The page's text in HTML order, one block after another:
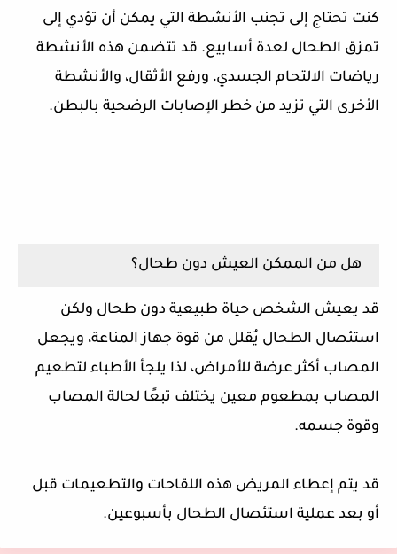
كنت تحتاج إلى تجنب الأنشطة التي يمكن أن تؤدي إلى
تمزق الطحال لعدة أسابيع. قد تتضمن هذه الأنشطة
رياضات الالتحام الجسدي، ورفع الأثقال، والأنشطة
الأخرى التي تزيد من خطر الإصابات الرضحية بالبطن.
هل من الممكن العيش دون طحال؟
قد يعيش الشخص حياة طبيعية دون طحال ولكن
استئصال الطحال يُقلل من قوة جهاز المناعة، ويجعل
المصاب أكثر عرضة للأمراض، لذا يلجأ الأطباء لتطعيم
المصاب بمطعوم معين يختلف تبعًا لحالة المصاب
وقوة جسمه.
قد يتم إعطاء المريض هذه اللقاحات والتطعيمات قبل
أو بعد عملية استئصال الطحال بأسبوعين.